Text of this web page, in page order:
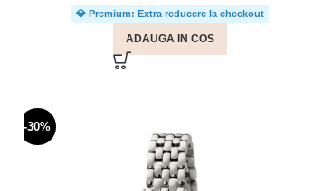
💎 Premium: Extra reducere la checkout
ADAUGA IN COS
-30%